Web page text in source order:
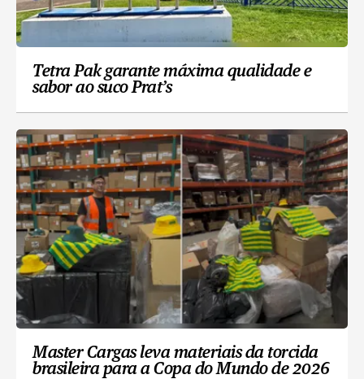
Tetra Pak garante máxima qualidade e
sabor ao suco Prat’s
Master Cargas leva materiais da torcida
brasileira para a Copa do Mundo de 2026